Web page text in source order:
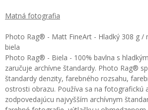
Matná fotografia
Photo Rag® - Matt FineArt - Hladký 308 g /
biela
Photo Rag® - Biela - 100% bavlna s
zaručuje archívne štandardy. Photo Rag®
štandardy denzity, farebného rozsahu,
ostrosti obrazu. Používa sa na fotografickú
zodpovedajúcu najvyšším archívnym